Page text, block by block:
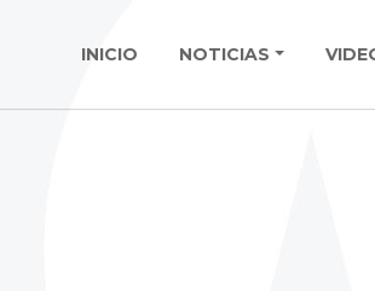
INICIO NOTICIAS